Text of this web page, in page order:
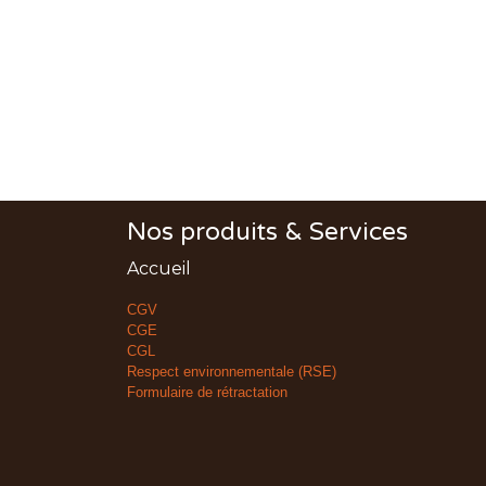
Nos produits & Services
Accueil
CGV
CGE
CGL
Respect environnementale (RSE)
Formulaire de rétractation